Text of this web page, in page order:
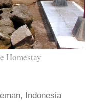
Homestay
Indonesia